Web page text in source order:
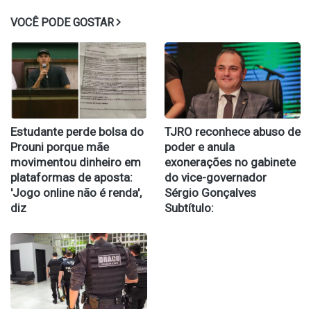
VOCÊ PODE GOSTAR
Estudante perde bolsa do
Prouni porque mãe
movimentou dinheiro em
plataformas de aposta:
'Jogo online não é renda',
diz
TJRO reconhece abuso de
poder e anula
exonerações no gabinete
do vice-governador
Sérgio Gonçalves
Subtítulo: